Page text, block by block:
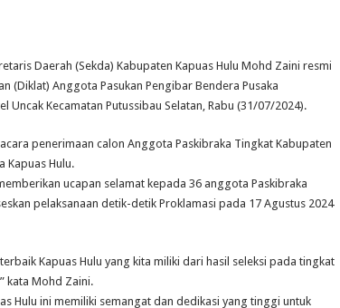
Daerah (Sekda) Kabupaten Kapuas Hulu Mohd Zaini resmi
(Diklat) Anggota Pasukan Pengibar Bendera Pusaka
Uncak Kecamatan Putussibau Selatan, Rabu (31/07/2024).
penerimaan calon Anggota Paskibraka Tingkat Kabupaten
Kapuas Hulu.
ucapan selamat kepada 36 anggota Paskibraka
pelaksanaan detik-detik Proklamasi pada 17 Agustus 2024
Kapuas Hulu yang kita miliki dari hasil seleksi pada tingkat
kata Mohd Zaini.
Hulu ini memiliki semangat dan dedikasi yang tinggi untuk